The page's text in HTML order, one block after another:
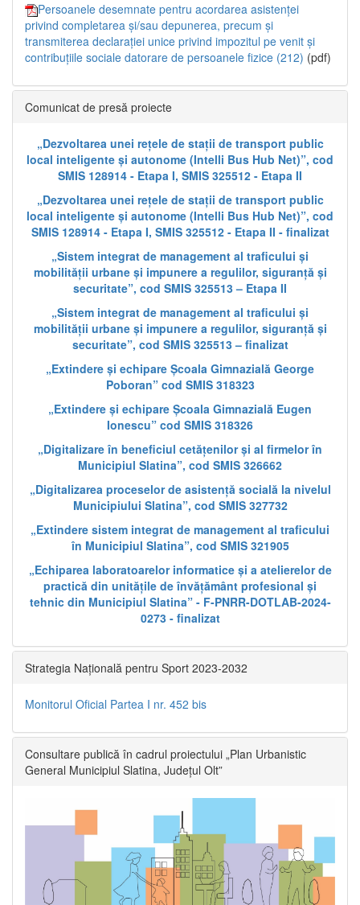
Persoanele desemnate pentru acordarea asistenței
privind completarea și/sau depunerea, precum și
transmiterea declarației unice privind impozitul pe venit și
contribuțiile sociale datorare de persoanele fizice (212) (pdf)
Comunicat de presă proiecte
„Dezvoltarea unei rețele de stații de transport public
local inteligente și autonome (Intelli Bus Hub Net)”, cod
SMIS 128914 - Etapa I, SMIS 325512 - Etapa II
„Dezvoltarea unei rețele de stații de transport public
local inteligente și autonome (Intelli Bus Hub Net)”, cod
SMIS 128914 - Etapa I, SMIS 325512 - Etapa II - finalizat
„Sistem integrat de management al traficului și
mobilității urbane și impunere a regulilor, siguranță și
securitate”, cod SMIS 325513 – Etapa II
„Sistem integrat de management al traficului și
mobilității urbane și impunere a regulilor, siguranță și
securitate”, cod SMIS 325513 – finalizat
„Extindere și echipare Școala Gimnazială George
Poboran” cod SMIS 318323
„Extindere și echipare Școala Gimnazială Eugen
Ionescu” cod SMIS 318326
„Digitalizare în beneficiul cetățenilor și al firmelor în
Municipiul Slatina”, cod SMIS 326662
„Digitalizarea proceselor de asistență socială la nivelul
Municipiului Slatina”, cod SMIS 327732
„Extindere sistem integrat de management al traficului
în Municipiul Slatina”, cod SMIS 321905
„Echiparea laboratoarelor informatice și a atelierelor de
practică din unitățile de învățământ profesional și
tehnic din Municipiul Slatina” - F-PNRR-DOTLAB-2024-
0273 - finalizat
Strategia Națională pentru Sport 2023-2032
Monitorul Oficial Partea I nr. 452 bis
Consultare publică în cadrul proiectului „Plan Urbanistic
General Municipiul Slatina, Județul Olt”